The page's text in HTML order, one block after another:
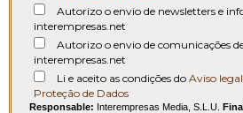
Autorizo o envio de newsletters e
interempresas.net
Autorizo o envio de comunicações
interempresas.net
Li e aceito as condições do Aviso legal
Proteção de Dados
Responsable: Interempresas Media, S.L.U.